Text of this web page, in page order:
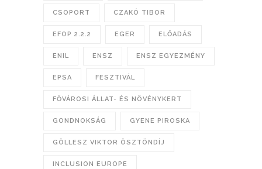
CSOPORT CZAKÓ TIBOR
EFOP 2.2.2 EGER ELŐADÁS
ENIL ENSZ ENSZ EGYEZMÉNY
EPSA FESZTIVÁL
FŐVÁROSI ÁLLAT- ÉS NÖVÉNYKERT
GONDNOKSÁG GYENE PIROSKA
GÖLLESZ VIKTOR ÖSZTÖNDÍJ
INCLUSION EUROPE